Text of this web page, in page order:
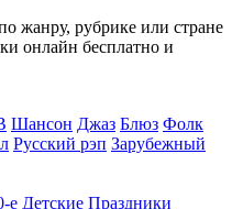
жанру, рубрике или стране
онлайн бесплатно и
Шансон Джаз Блюз Фолк
Русский рэп Зарубежный
е Детские Праздники